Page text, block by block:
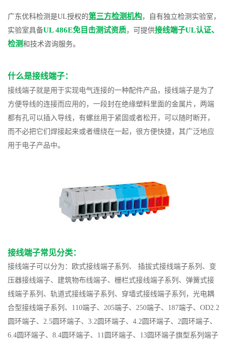
广东优科检测是UL授权的第三方检测机构，自有独立检测实验室，
实验室具备UL 486E免目击测试资质，可提供接线端子UL认证、
检测和技术咨询服务。
什么是接线端子：
接线端子就是用于实现电气连接的一种配件产品，接线端子是为了
方便导线的连接而应用的，一段封在绝缘塑料里面的金属片，两端
都有孔可以插入导线，有螺丝用于紧固或者松开，可以随时断开，
而不必把它们焊接起来或者缠绕在一起，很方便快捷，其广泛地应
用于电子产品中。
接线端子常见分类：
接线端子可以分为：欧式接线端子系列、 插拔式接线端子系列、变
压器接线端子、建筑物布线端子、栅栏式接线端子系列、弹簧式接
线端子系列、轨道式接线端子系列、穿墙式接线端子系列，光电耦
合型接线端子系列、110端子、205端子、250端子、187端子、OD2.2
圆环端子、2.5圆环端子、3.2圆环端子、4.2圆环端子、2圆环端子、
6.4圆环端子、8.4圆环端子、11圆环端子、13圆环端子旗型系列端子